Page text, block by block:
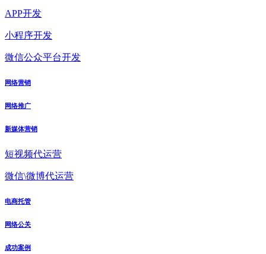
APP开发
小程序开发
微信公众平台开发
网络营销
网络推广
新媒体营销
短视频代运营
微信\微博代运营
电商托管
网络公关
成功案例